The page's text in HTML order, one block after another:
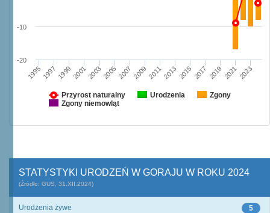
Przyrost naturalny Urodzenia
Zgony
Zgony niemowląt
19951997 19992001200320052007 200920112013 2015 2017 2019 20212023
-20
-10
STATYSTYKI URODZEŃ W GORAJU W ROKU 2024
(Źródło: GUS, 31.XII.2024)
5
Urodzenia żywe